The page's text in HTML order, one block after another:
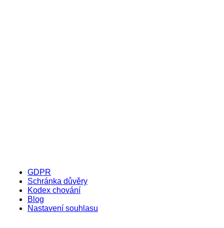
GDPR
Schránka důvěry
Kodex chování
Blog
Nastavení souhlasu